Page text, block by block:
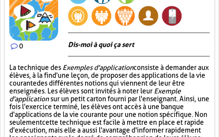
0 Dis-moi à quoi ça sert
La technique des Exemples d'applicationconsiste à demander aux
élèves, à la fin d'une leçon, de proposer des applications de la vie
courante des différentes notions qui viennent de leur être
enseignées. Les élèves sont invités à noter leur Exemple
d'applicationsur un petit carton fourni par l'enseignant. Ainsi, une
fois l'exercice terminé, les élèves ont accès à une banque
d'applications de la vie courante pour une notion spécifique. Non
seulement cette technique est facile à mettre en place et rapide
d'exécution, mais elle a aussi l'avantage d'informer rapidement